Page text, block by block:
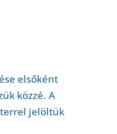
elsőként
közzé. A
jelöltük